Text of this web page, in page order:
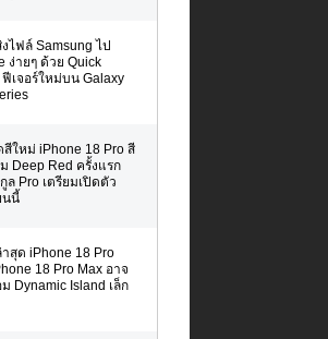
ไฟล์ Samsung ไป
ง่ายๆ ด้วย Quick
เจอร์ใหม่บน Galaxy
ใหม่ iPhone 18 Pro สี
Deep Red ครั้งแรก
ล Pro เตรียมเปิดตัว
นนี้
สุด iPhone 18 Pro
18 Pro Max อาจ
Dynamic Island เล็ก